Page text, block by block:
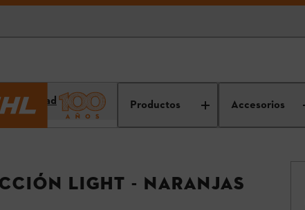
Productos Accesorios
seguridad
LIGHT - Naranjas